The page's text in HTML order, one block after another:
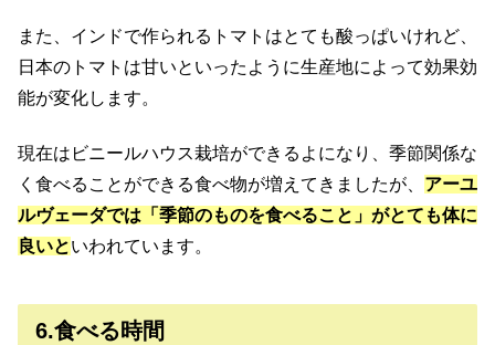
また、インドで作られるトマトはとても酸っぱいけれど、
日本のトマトは甘いといったように生産地によって効果効
能が変化します。
現在はビニールハウス栽培ができるよになり、季節関係な
く食べることができる食べ物が増えてきましたが、 アーユ
ルヴェーダでは「季節のものを食べること」がとても体に
良いといわれています。
6.食べる時間